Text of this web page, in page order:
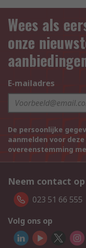
Wees als
onze
E-mailadres
De persoonlijke
aanmelden voor
overeenstemming
Neem contact op
023 51 66 555
Volg ons op